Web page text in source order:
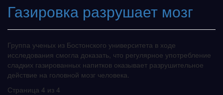
Газировка разрушает мозг
Группа ученых из Бостонского университета в ходе
исследования смогла доказать, что регулярное употребление
сладких газированных напитков оказывает разрушительное
действие на головной мозг человека.
Страница 4 из 4